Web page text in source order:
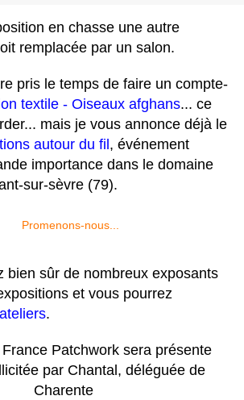
en chasse une autre
remplacée par un salon.
pris le temps de faire un compte-
textile - Oiseaux afghans... ce
mais je vous annonce déjà le
autour du fil , événement
importance dans le domaine
sur-sèvre (79).
bien sûr de nombreux exposants
et vous pourrez
.
Patchwork sera présente
par Chantal, déléguée de
Charente